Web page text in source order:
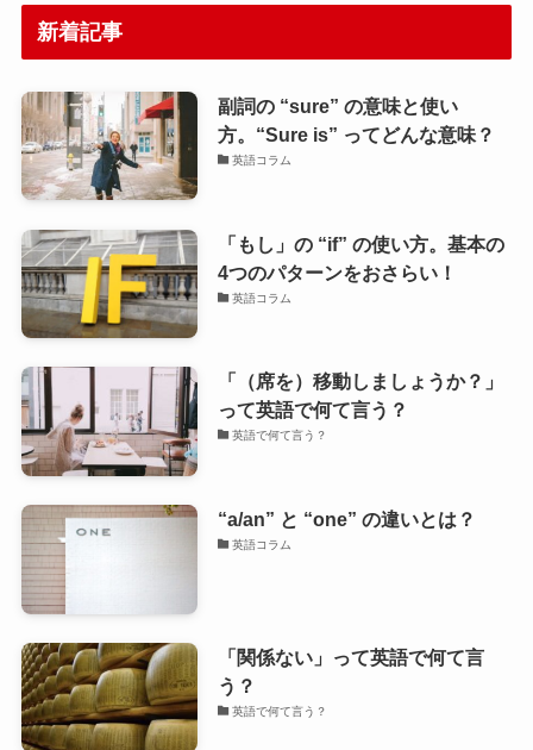
新着記事
副詞の “sure” の意味と使い
方。“Sure is” ってどんな意味？
英語コラム
「もし」の “if” の使い方。基本の
4つのパターンをおさらい！
英語コラム
「（席を）移動しましょうか？」
って英語で何て言う？
英語で何て言う？
“a/an” と “one” の違いとは？
英語コラム
「関係ない」って英語で何て言
う？
英語で何て言う？